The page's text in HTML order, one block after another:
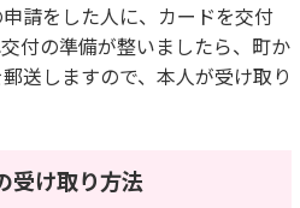
請をした人に、カードを交付
付の準備が整いましたら、町か
送しますので、本人が受け取り
受け取り方法